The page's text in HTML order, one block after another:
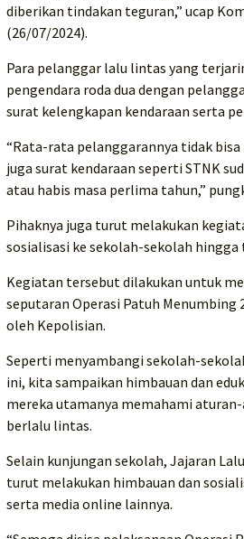
diberikan tindakan teguran,” ucap
(26/07/2024).
Para pelanggar lalu lintas yang
pengendara roda dua dengan
surat kelengkapan kendaraan serta
“Rata-rata pelanggarannya tidak bisa
juga surat kendaraan seperti STNK
atau habis masa perlima tahun,”
Pihaknya juga turut melakukan
sosialisasi ke sekolah-sekolah
Kegiatan tersebut dilakukan untuk
seputaran Operasi Patuh Menumbing
oleh Kepolisian.
Seperti menyambangi sekolah-
ini, kita sampaikan himbauan dan
mereka utamanya memahami
berlalu lintas.
Selain kunjungan sekolah, Jajaran
turut melakukan himbauan dan
serta media online lainnya.